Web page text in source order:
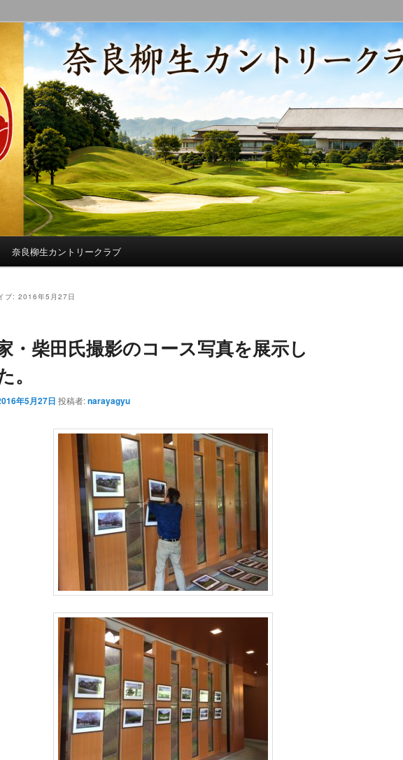
生カントリークラブ総支配人ブログ
題、クラブの出来事、コースの改修・更新作業、ゴルフに関する随筆、喜怒哀楽などを気まぐ
ます。
奈良柳生カントリークラブ
ブ: 2016年5月27日
・柴田氏撮影のコース写真を展示し
。
年5月27日 投稿者:narayagyu